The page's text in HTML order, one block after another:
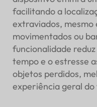
facilitando a
extraviados, mesmo
movimentados ou
funcionalidade
tempo e o estresse
objetos perdidos,
experiência geral